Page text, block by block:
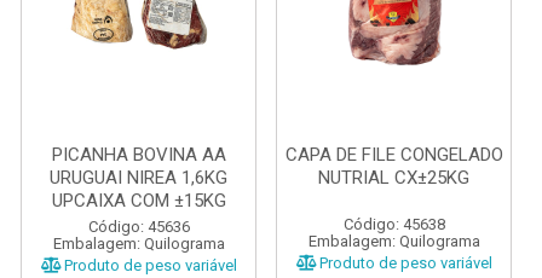
PICANHA BOVINA AA
URUGUAI NIREA 1,6KG
UPCAIXA COM ±15KG
Código: 45636
Embalagem: Quilograma
Produto de peso variável
CAPA DE FILE CONGELADO
NUTRIAL CX±25KG
Código: 45638
Embalagem: Quilograma
Produto de peso variável